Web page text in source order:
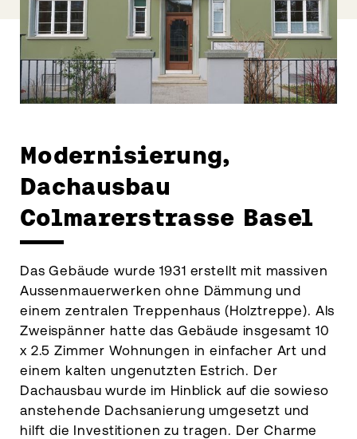
Modernisierung,
Dachausbau
Colmarerstrasse Basel
Das Gebäude wurde 1931 erstellt mit massiven
Aussenmauerwerken ohne Dämmung und
einem zentralen Treppenhaus (Holztreppe). Als
Zweispänner hatte das Gebäude insgesamt 10
x 2.5 Zimmer Wohnungen in einfacher Art und
einem kalten ungenutzten Estrich. Der
Dachausbau wurde im Hinblick auf die sowieso
anstehende Dachsanierung umgesetzt und
hilft die Investitionen zu tragen. Der Charme